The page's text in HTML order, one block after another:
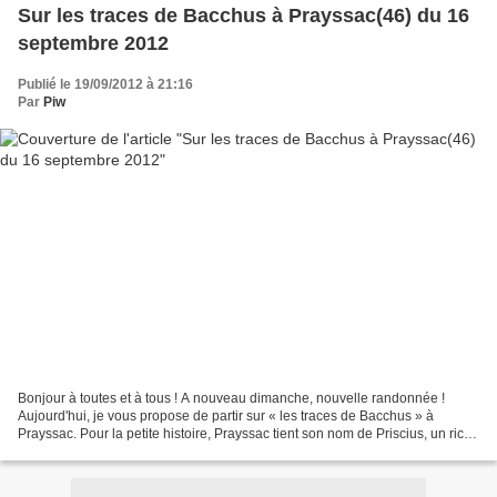
Sur les traces de Bacchus à Prayssac(46) du 16
septembre 2012
Publié le 19/09/2012 à 21:16
Par Piw
Bonjour à toutes et à tous ! A nouveau dimanche, nouvelle randonnée !
Aujourd'hui, je vous propose de partir sur « les traces de Bacchus » à
Prayssac. Pour la petite histoire, Prayssac tient son nom de Priscius, un riche